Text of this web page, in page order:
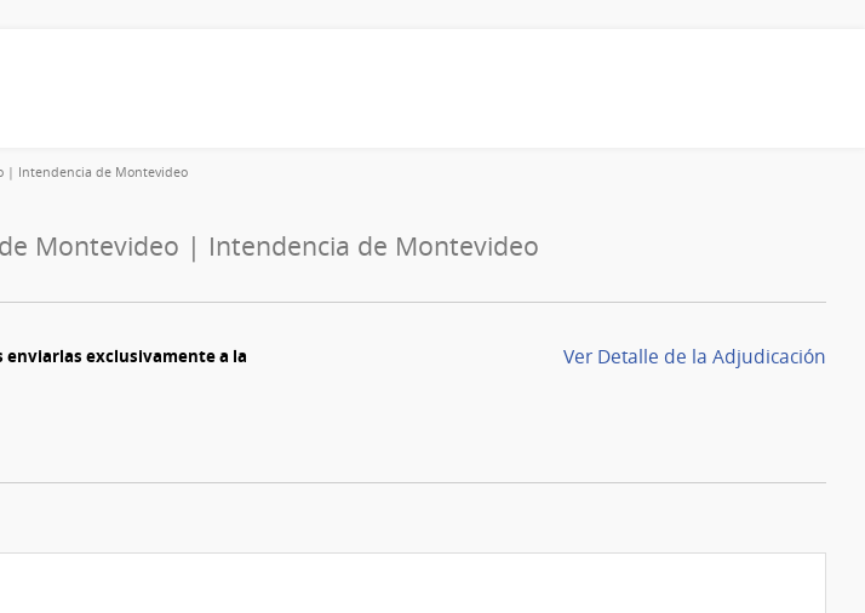
| Intendencia de Montevideo
Montevideo | Intendencia de Montevideo
enviarlas exclusivamente a la
Ver Detalle de la Adjudicación